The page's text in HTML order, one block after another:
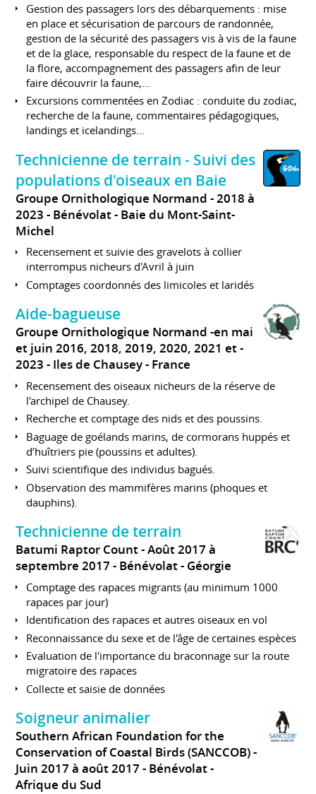
Gestion des passagers lors des débarquements : mise
en place et sécurisation de parcours de randonnée,
gestion de la sécurité des passagers vis à vis de la faune
et de la glace, responsable du respect de la faune et de
la flore, accompagnement des passagers afin de leur
faire découvrir la faune,...
Excursions commentées en Zodiac : conduite du zodiac,
recherche de la faune, commentaires pédagogiques,
landings et icelandings...
Technicienne de terrain - Suivi des
populations d'oiseaux en Baie
Groupe Ornithologique Normand
2018 à
2023 Bénévolat
Baie du Mont-Saint-
Michel
Recensement et suivie des gravelots à collier
interrompus nicheurs d'Avril à juin
Comptages coordonnés des limicoles et laridés
Aide-bagueuse
Groupe Ornithologique Normand -en mai
et juin 2016, 2018, 2019, 2020, 2021 et
2023 Iles de Chausey France
Recensement des oiseaux nicheurs de la réserve de
l'archipel de Chausey.
Recherche et comptage des nids et des poussins.
Baguage de goélands marins, de cormorans huppés et
d’huîtriers pie (poussins et adultes).
Suivi scientifique des individus bagués.
Observation des mammifères marins (phoques et
dauphins).
Technicienne de terrain
Batumi Raptor Count
Août 2017 à
septembre 2017 Bénévolat Géorgie
Comptage des rapaces migrants (au minimum 1000
rapaces par jour)
Identification des rapaces et autres oiseaux en vol
Reconnaissance du sexe et de l'âge de certaines espèces
Evaluation de l'importance du braconnage sur la route
migratoire des rapaces
Collecte et saisie de données
Soigneur animalier
Southern African Foundation for the
Conservation of Coastal Birds (SANCCOB)
Juin 2017 à août 2017 Bénévolat
Afrique du Sud